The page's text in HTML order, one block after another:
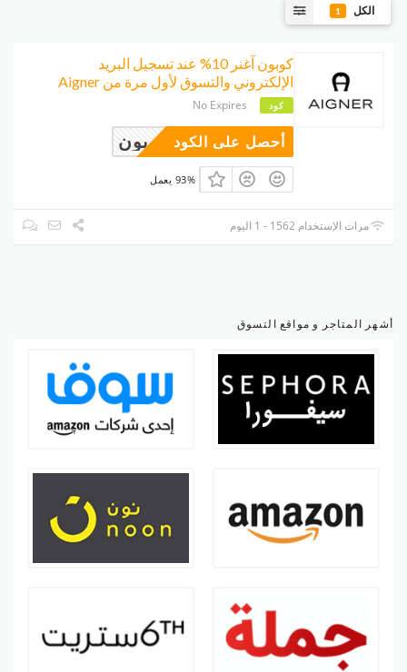
الكل 1
كوبون آغنر 10% عند تسجيل البريد
الإلكتروني والتسوق لأول مرة من Aigner
كود No Expires
وبون أحصل على الكود
93% يعمل
مرات الإستخدام 1562 - 1 اليوم
أشهر المتاجر و مواقع التسوق